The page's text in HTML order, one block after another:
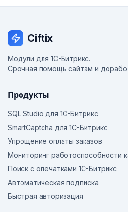
Ciftix
Модули для 1С-Битрикс.
Срочная помощь сайтам и
Продукты
SQL Studio для 1С-Битрикс
SmartCaptcha для 1С-Битрикс
Упрощение оплаты заказов
Мониторинг работоспособности
Поиск с опечатками 1С-Битрикс
Автоматическая подписка
Быстрая авторизация